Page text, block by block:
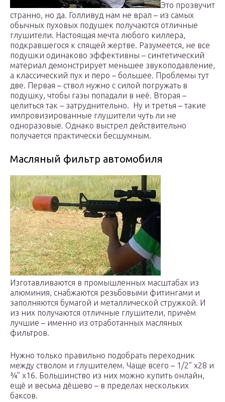
Это прозвучит
странно, но да. Голливуд нам не врал – из самых
обычных пуховых подушек получаются отличные
глушители. Настоящая мечта любого киллера,
подкравшегося к спящей жертве. Разумеется, не все
подушки одинаково эффективны – синтетический
материал демонстрирует меньшее звукоподавление,
а классический пух и перо – большее. Проблемы тут
две. Первая – ствол нужно с силой погружать в
подушку, чтобы газы попадали в неё. Вторая –
целиться так – затруднительно. Ну и третья – такие
импровизированные глушители чуть ли не
одноразовые. Однако выстрел действительно
получается практически бесшумным.
Масляный фильтр автомобиля
Изготавливаются в промышленных масштабах из
алюминия, снабжаются резьбовыми фитингами и
заполняются бумагой и металлической стружкой. И
из них получаются отличные глушители, причём
лучшие – именно из отработанных масляных
фильтров.
Нужно только правильно подобрать переходник
между стволом и глушителем. Чаще всего – 1/2” х28 и
¾” х16. Большинство из них можно купить онлайн,
ещё и весьма дёшево – в пределах нескольких
баксов.